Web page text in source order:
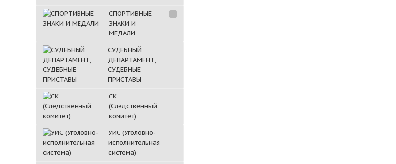
СПОРТИВНЫЕ
ЗНАКИ И
МЕДАЛИ
СУДЕБНЫЙ
ДЕПАРТАМЕНТ,
СУДЕБНЫЕ
ПРИСТАВЫ
СК
(Следственный
комитет)
УИС (Уголовно-
исполнительная
система)